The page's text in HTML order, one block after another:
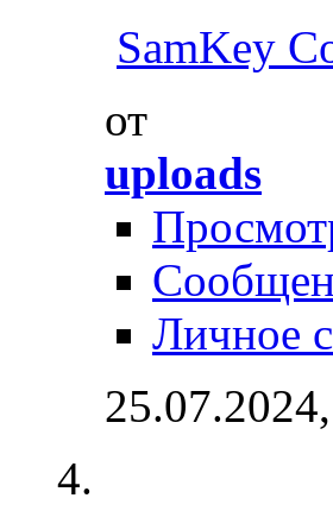
SamKey
от
uploads
Личное
25.07.2024,